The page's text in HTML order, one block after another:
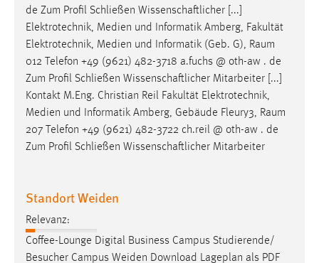
de Zum Profil Schließen Wissenschaftlicher [...]
Elektrotechnik, Medien und Informatik Amberg, Fakultät
Elektrotechnik, Medien und Informatik (Geb. G), Raum
012 Telefon +49 (9621) 482-3718 a.fuchs @ oth-aw . de
Zum Profil Schließen Wissenschaftlicher Mitarbeiter [...]
Kontakt M.Eng. Christian Reil Fakultät Elektrotechnik,
Medien und Informatik Amberg, Gebäude Fleury3, Raum
207 Telefon +49 (9621) 482-3722 ch.reil @ oth-aw . de
Zum Profil Schließen Wissenschaftlicher Mitarbeiter
Standort Weiden
Relevanz:
Coffee-Lounge Digital Business Campus Studierende/
Besucher Campus Weiden Download Lageplan als PDF
Google Ads
Name:
_gcl_au
Anbieter:
Google Ireland Limited
Zweck:
Conversion-Tracking
Facebook Pixel
Name: